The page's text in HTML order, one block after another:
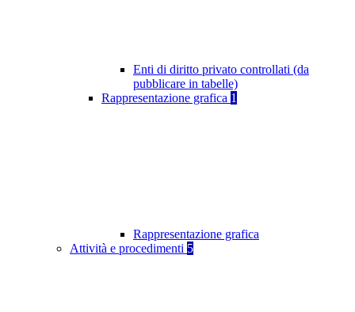
Enti di diritto privato controllati (da
pubblicare in tabelle)
Rappresentazione grafica 1
Rappresentazione grafica
Attività e procedimenti 5